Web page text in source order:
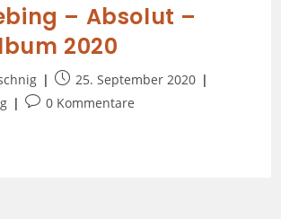
– Absolut –
2020
25. September 2020
0 Kommentare